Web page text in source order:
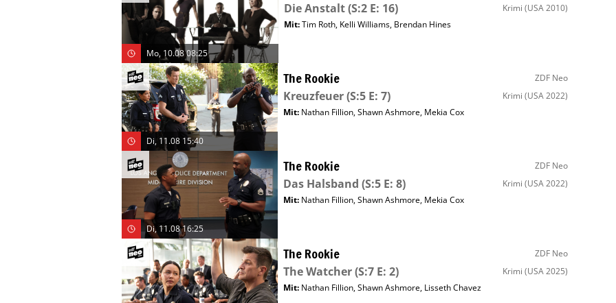
Mo, 10.08 08:25
Die Anstalt(S:2 E: 16) Krimi (USA 2010)
Mit:Tim Roth, Kelli Williams, Brendan Hines
Di, 11.08 15:40
The Rookie ZDF Neo
Kreuzfeuer(S:5 E: 7) Krimi (USA 2022)
Mit: Nathan Fillion,Shawn Ashmore, Mekia Cox
Di, 11.08 16:25
The Rookie ZDF Neo
Das Halsband (S:5 E: 8) Krimi (USA 2022)
Mit: Nathan Fillion,Shawn Ashmore, Mekia Cox
The Rookie ZDF Neo
The Watcher(S:7 E: 2) Krimi (USA 2025)
Mit: Nathan Fillion,Shawn Ashmore, Lisseth Chavez